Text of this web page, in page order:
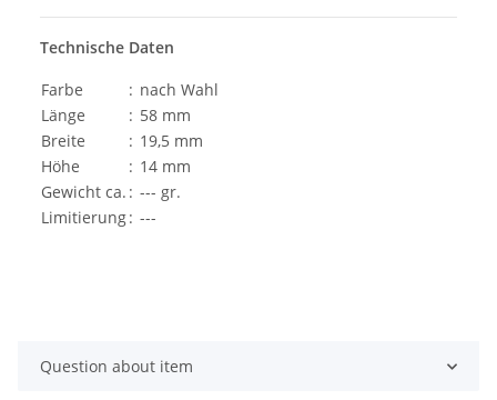
Technische Daten
Farbe
: nach Wahl
Länge
: 58 mm
Breite
: 19,5 mm
Höhe
: 14 mm
Gewicht ca. : --- gr.
Limitierung: ---
Question about item